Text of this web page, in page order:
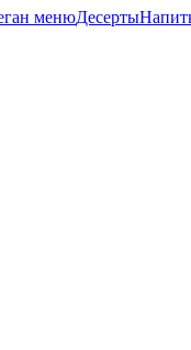
менюДесерты